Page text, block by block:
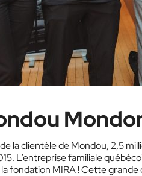
la clientèle de Mondou, 2,5
L’entreprise familiale
fondation MIRA ! Cette